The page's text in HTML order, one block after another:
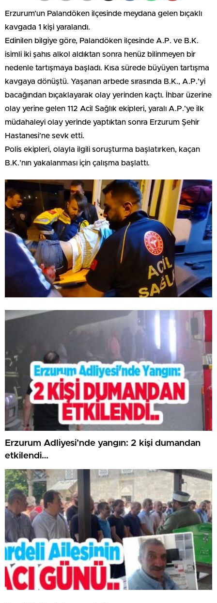
Erzurum’un Palandöken ilçesinde meydana gelen bıçaklı
kavgada 1 kişi yaralandı.
Edinilen bilgiye göre, Palandöken ilçesinde A.P. ve B.K.
isimli iki şahıs alkol aldıktan sonra henüz bilinmeyen bir
nedenle tartışmaya başladı. Kısa sürede büyüyen tartışma
kavgaya dönüştü. Yaşanan arbede sırasında B.K., A.P.’yi
bacağından bıçaklayarak olay yerinden kaçtı. İhbar üzerine
olay yerine gelen 112 Acil Sağlık ekipleri, yaralı A.P.’ye ilk
müdahaleyi olay yerinde yaptıktan sonra Erzurum Şehir
Hastanesi’ne sevk etti.
Polis ekipleri, olayla ilgili soruşturma başlatırken, kaçan
B.K.’nın yakalanması için çalışma başlattı.
Erzurum Adliyesi’nde yangın: 2 kişi dumandan
etkilendi…